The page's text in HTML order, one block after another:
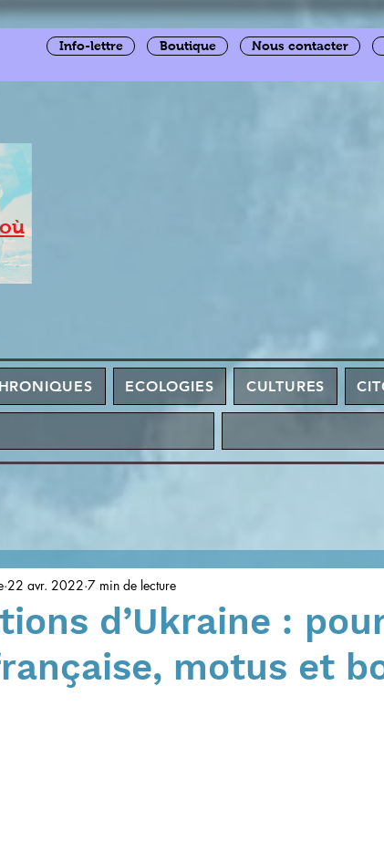
Info-lettre Boutique Nous contacter
ECOLOGIES CULTURES
d’Ukraine :
motus et
22 avr. 2022 7 min de lecture